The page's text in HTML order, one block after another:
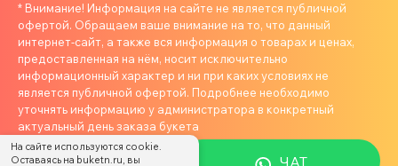
* Внимание! Информация на сайте не является публичной
офертой. Обращаем ваше внимание на то, что данный
интернет-сайт, а также вся информация о товарах и ценах,
предоставленная на нём, носит исключительно
информационный характер и ни при каких условиях не
является публичной офертой. Подробнее необходимо
уточнять информацию у администратора в конкретный
актуальный день заказа букета
ЧАТ
На сайте используются cookie.
Оставаясь на buketn.ru, вы